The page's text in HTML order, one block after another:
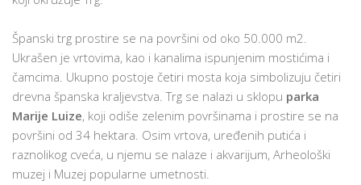
Španski trg prostire se na površini od oko 50.000 m2.
Ukrašen je vrtovima, kao i kanalima ispunjenim mostićima i
čamcima. Ukupno postoje četiri mosta koja simbolizuju četiri
drevna španska kraljevstva. Trg se nalazi u sklopu parka
Marije Luize, koji odiše zelenim površinama i prostire se na
površini od 34 hektara. Osim vrtova, uređenih putića i
raznolikog cveća, u njemu se nalaze i akvarijum, Arheološki
muzej i Muzej popularne umetnosti.